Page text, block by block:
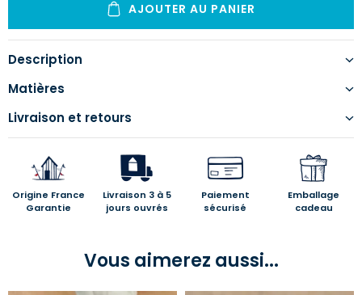
AJOUTER AU PANIER
Description
Matières
Livraison et retours
Origine France
Garantie
Livraison 3 à 5
jours ouvrés
Paiement
sécurisé
Emballage
cadeau
Vous aimerez aussi...